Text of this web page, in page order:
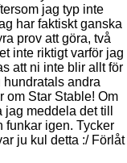
jag typ inte
har faktiskt ganska
prov att göra, två
inte riktigt varför jag
att ni inte blir allt för
hundratals andra
om Star Stable! Om
meddela det till
funkar igen. Tycker
ju kul detta :/ Förlåt